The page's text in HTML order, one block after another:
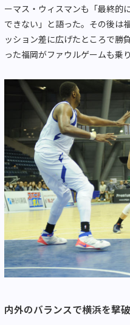
ーマス・ウィスマンも「最終的
できない」と語った。その後は
ッション差に広げたところで勝
った福岡がファウルゲームも乗
内外のバランスで横浜を撃破